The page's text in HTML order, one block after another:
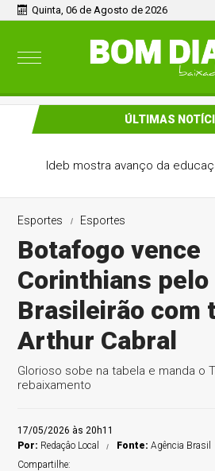
Quinta, 06 de Agosto de 2026
ÚLTIMAS
Ideb mostra avanço da
Esportes Esportes
Botafogo vence
Corinthians pelo
Brasileirão com
Arthur Cabral
Glorioso sobe na tabela e manda o
rebaixamento
17/05/2026 às 20h11
Por: Redaçâo Local Fonte:Agência Brasil
Compartilhe: